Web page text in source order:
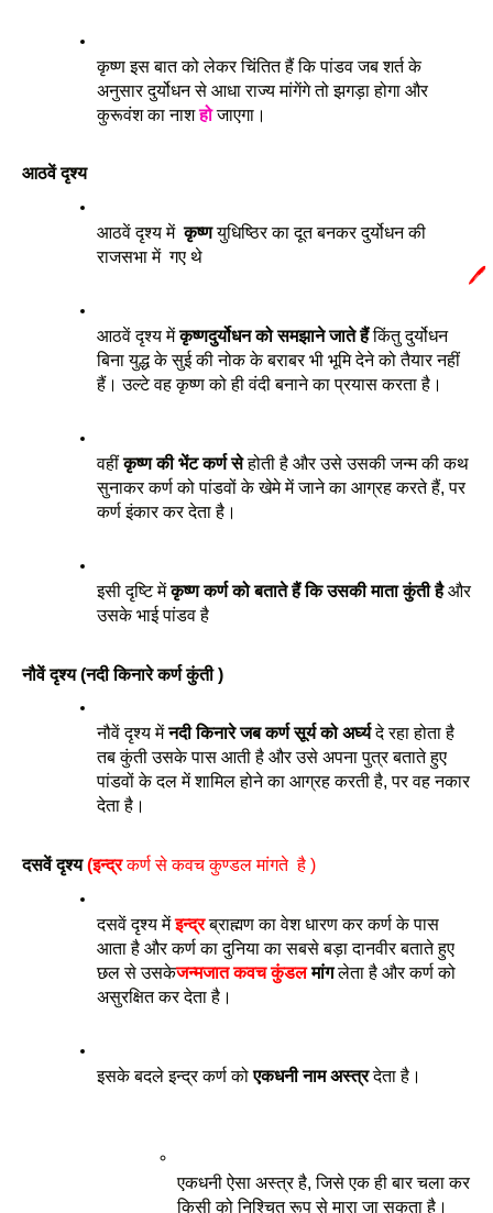
कृष्ण इस बात को लेकर चिंतित हैं कि पांडव जब शर्त के
अनुसार दुर्योधन से आधा राज्य मांगेंगे तो झगड़ा होगा और
कुरूवंश का नाश हो जाएगा।
आठवें दृश्य
आठवें दृश्य में कृष्ण युधिष्ठिर का दूत बनकर दुर्योधन की
राजसभा में  गए थे
आठवें दृश्य में कृष्णदुर्योधन को समझाने जाते हैं किंतु दुर्योधन
बिना युद्ध के सुई की नोक के बराबर भी भूमि देने को तैयार नहीं
हैं। उल्टे वह कृष्ण को ही वंदी बनाने का प्रयास करता है।
वहीं कृष्ण की भेंट कर्ण से होती है और उसे उसकी जन्म की कथ
सुनाकर कर्ण को पांडवों के खेमे में जाने का आग्रह करते हैं, पर
कर्ण इंकार कर देता है।
इसी दृष्टि में कृष्ण कर्ण को बताते हैं कि उसकी माता कुंती है और
उसके भाई पांडव है
नौवें दृश्य (नदी किनारे कर्ण कुंती )
नौवें दृश्य में नदी किनारे जब कर्ण सूर्य को अर्घ्य दे रहा होता है
तब कुंती उसके पास आती है और उसे अपना पुत्र बताते हुए
पांडवों के दल में शामिल होने का आग्रह करती है, पर वह नकार
देता है।
दसवें दृश्य (इन्द्र कर्ण से कवच कुण्डल मांगते  है )
दसवें दृश्य में इन्द्र ब्राह्मण का वेश धारण कर कर्ण के पास
आता है और कर्ण का दुनिया का सबसे बड़ा दानवीर बताते हुए
छल से उसकेजन्मजात कवच कुंडल मांग लेता है और कर्ण को
असुरक्षित कर देता है।
इसके बदले इन्द्र कर्ण को एकधनी नाम अस्त्र देता है।
एकधनी ऐसा अस्त्र है, जिसे एक ही बार चला कर
किसी को निश्चित रूप से मारा जा सकता है।
🖊️